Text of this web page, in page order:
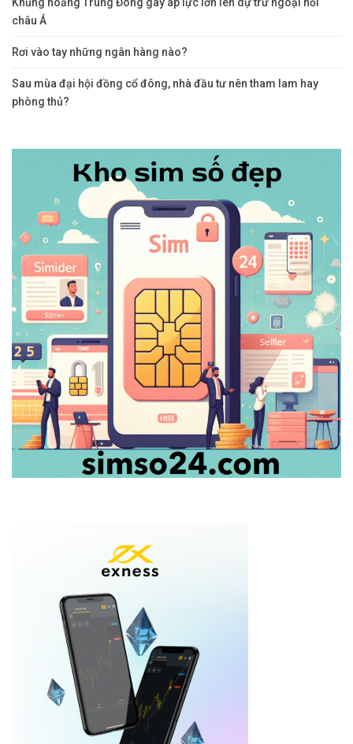
Khủng hoảng Trung Đông gây áp lực lớn lên dự trữ ngoại hối
châu Á
Rơi vào tay những ngân hàng nào?
Sau mùa đại hội đồng cổ đông, nhà đầu tư nên tham lam hay
phòng thủ?